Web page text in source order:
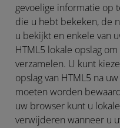
gevoelige informatie op
die u hebt bekeken, de
u bekijkt en enkele van
HTML5 lokale opslag
verzamelen. U kunt
opslag van HTML5 na
moeten worden
uw browser kunt u
verwijderen wanneer u